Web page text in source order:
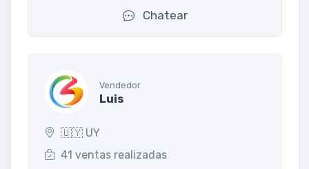
Chatear
Vendedor
Luis
🇺🇾 UY
41 ventas realizadas